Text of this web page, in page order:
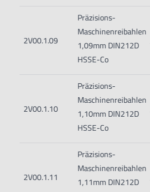
2V00.1.09
Präzisions-
Maschinenreibahlen
1,09mm DIN212D
HSSE-Co
2V00.1.10
Präzisions-
Maschinenreibahlen
1,10mm DIN212D
HSSE-Co
2V00.1.11
Präzisions-
Maschinenreibahlen
1,11mm DIN212D